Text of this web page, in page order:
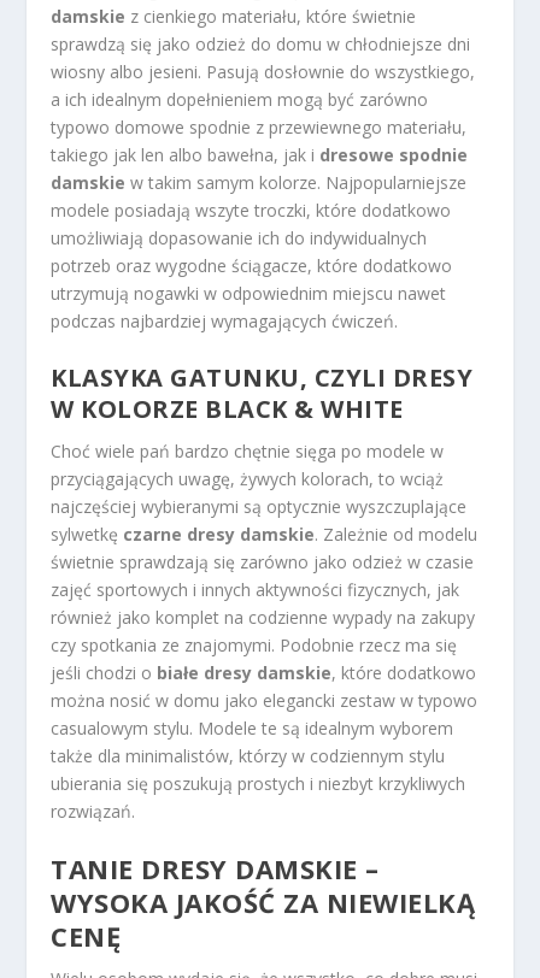
damskie z cienkiego materiału, które świetnie
sprawdzą się jako odzież do domu w chłodniejsze dni
wiosny albo jesieni. Pasują dosłownie do wszystkiego,
a ich idealnym dopełnieniem mogą być zarówno
typowo domowe spodnie z przewiewnego materiału,
takiego jak len albo bawełna, jak i dresowe spodnie
damskiew takim samym kolorze. Najpopularniejsze
modele posiadają wszyte troczki, które dodatkowo
umożliwiają dopasowanie ich do indywidualnych
potrzeb oraz wygodne ściągacze, które dodatkowo
utrzymują nogawki w odpowiednim miejscu nawet
podczas najbardziej wymagających ćwiczeń.
KLASYKA GATUNKU, CZYLI DRESY
W KOLORZE BLACK & WHITE
Choć wiele pań bardzo chętnie sięga po modele w
przyciągających uwagę, żywych kolorach, to wciąż
najczęściej wybieranymi są optycznie wyszczuplające
sylwetkę czarne dresy damskie. Zależnie od modelu
świetnie sprawdzają się zarówno jako odzież w czasie
zajęć sportowych i innych aktywności fizycznych, jak
również jako komplet na codzienne wypady na zakupy
czy spotkania ze znajomymi. Podobnie rzecz ma się
jeśli chodzi o białe dresy damskie, które dodatkowo
można nosić w domu jako elegancki zestaw w typowo
casualowym stylu. Modele te są idealnym wyborem
także dla minimalistów, którzy w codziennym stylu
ubierania się poszukują prostych i niezbyt krzykliwych
rozwiązań.
TANIE DRESY DAMSKIE –
WYSOKA JAKOŚĆ ZA NIEWIELKĄ
CENĘ